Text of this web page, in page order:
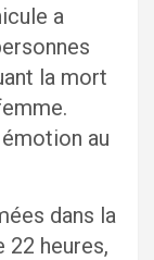
a
la mort
au
dans la
22 heures,